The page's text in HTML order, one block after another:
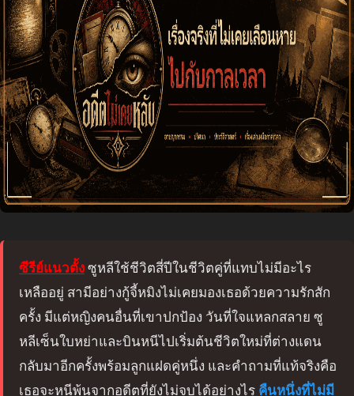
ซีรีย์แนวตั้ง ซูหลีใช้ชีวิตสี่ปีในชีวิตคู่ที่แทบไม่มีอะไร
เหลืออยู่ สามีอย่างกู้จี้หมิงไม่เคยมองเธอด้วยความรักสัก
ครั้ง มีแต่หญิงคนอื่นที่เขาปกป้อง วันที่ใจแหลกสลาย ซู
หลีเซ็นใบหย่าและบินหนีไปเริ่มต้นชีวิตใหม่ที่ต่างแดน
กลับมาอีกครั้งพร้อมลูกแฝดคู่หนึ่ง และคำถามที่แท้จริงคือ
เธอจะหนีพ้นจากอดีตที่ยังไม่จบได้อย่างไร คืนหนึ่งที่ไม่มี